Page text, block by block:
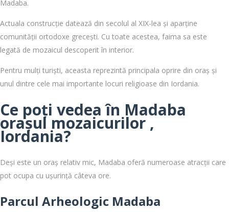
Madaba.
Actuala construcție datează din secolul al XIX-lea și aparține
comunității ortodoxe grecești. Cu toate acestea, faima sa este
legată de mozaicul descoperit în interior.
Pentru mulți turiști, aceasta reprezintă principala oprire din oraș și
unul dintre cele mai importante locuri religioase din Iordania.
Ce poți vedea în Madaba
orașul mozaicurilor ,
Iordania?
Deși este un oraș relativ mic, Madaba oferă numeroase atracții care
pot ocupa cu ușurință câteva ore.
Parcul Arheologic Madaba